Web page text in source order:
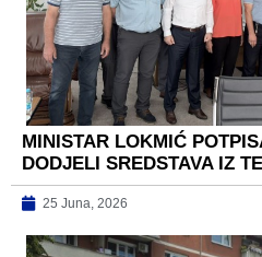
MINISTAR LOKMIĆ
DODJELI SREDSTAVA IZ
25 Juna, 2026